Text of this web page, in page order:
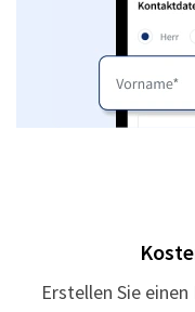
Erstellen Sie